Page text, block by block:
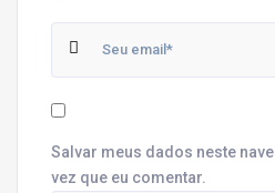
Salvar meus dados neste
vez que eu comentar.